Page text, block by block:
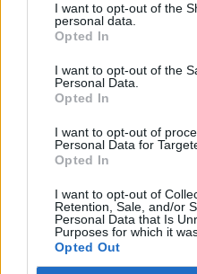
I want to opt-out of the
personal data.
Opted In
I want to opt-out of the
Personal Data.
Opted In
I want to opt-out of
Personal Data for
Opted In
I want to opt-out of
Retention, Sale, and/or
Personal Data that Is
Purposes for which it
Opted Out
27 Settembre 2023
Apericinema, ad
night con Valerio
Azzate
Cinema Teatro Castellani